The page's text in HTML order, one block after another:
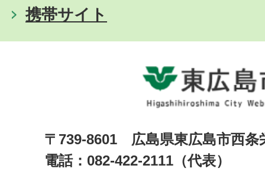
携帯サイト
〒739-8601 広島県東広島市西
電話：082-422-2111（代表）